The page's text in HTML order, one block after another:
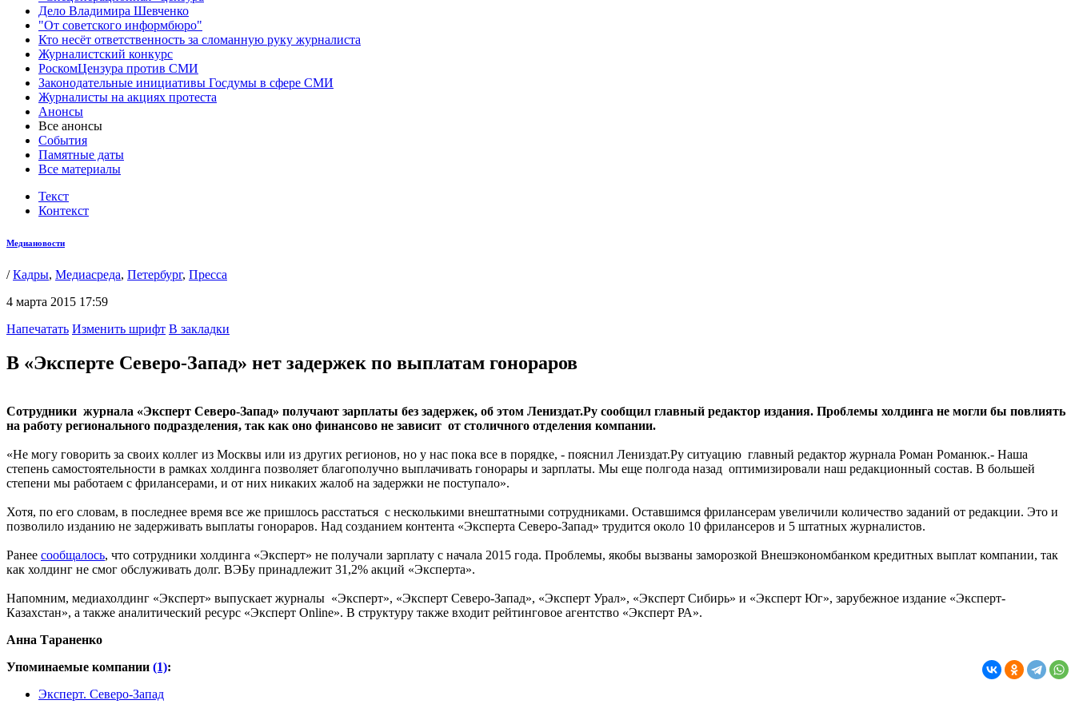
Дело Владимира Шевченко
"От советского информбюро"
Кто несёт ответственность за сломанную руку журналиста
Журналистский конкурс
РоскомЦензура против СМИ
Законодательные инициативы Госдумы в сфере СМИ
Журналисты на акциях протеста
Анонсы
Все анонсы
События
Памятные даты
Все материалы
Текст
Контекст
Медиановости
/Кадры, Медиасреда, Петербург, Пресса
4 марта 2015 17:59
Напечатать Изменить шрифт В закладки
В «Эксперте Северо-Запад» нет задержек по выплатам гонораров
Сотрудники журнала «Эксперт Северо-Запад» получают зарплаты без задержек, об этом Лениздат.Ру сообщил главный редактор издания. Проблемы холдинга не могли бы повлиять
на работу регионального подразделения, так как оно финансово не зависит от столичного отделения компании.
«Не могу говорить за своих коллег из Москвы или из других регионов, но у нас пока все в порядке, - пояснил Лениздат.Ру ситуацию главный редактор журнала Роман Романюк.- Наша
степень самостоятельности в рамках холдинга позволяет благополучно выплачивать гонорары и зарплаты. Мы еще полгода назад оптимизировали наш редакционный состав. В большей
степени мы работаем с фрилансерами, и от них никаких жалоб на задержки не поступало».
Хотя, по его словам, в последнее время все же пришлось расстаться с несколькими внештатными сотрудниками. Оставшимся фрилансерам увеличили количество заданий от редакции. Это и
позволило изданию не задерживать выплаты гонораров. Над созданием контента «Эксперта Северо-Запад» трудится около 10 фрилансеров и 5 штатных журналистов.
Ранее сообщалось, что сотрудники холдинга «Эксперт» не получали зарплату с начала 2015 года. Проблемы, якобы вызваны заморозкой Внешэкономбанком кредитных выплат компании, так
как холдинг не смог обслуживать долг. ВЭБу принадлежит 31,2% акций «Эксперта».
Напомним, медиахолдинг «Эксперт» выпускает журналы «Эксперт», «Эксперт Северо-Запад», «Эксперт Урал», «Эксперт Сибирь» и «Эксперт Юг», зарубежное издание «Эксперт-
Казахстан», а также аналитический ресурс «Эксперт Online». В структуру также входит рейтинговое агентство «Эксперт РА».
Анна Тараненко
Упоминаемые компании (1):
Эксперт. Северо-Запад